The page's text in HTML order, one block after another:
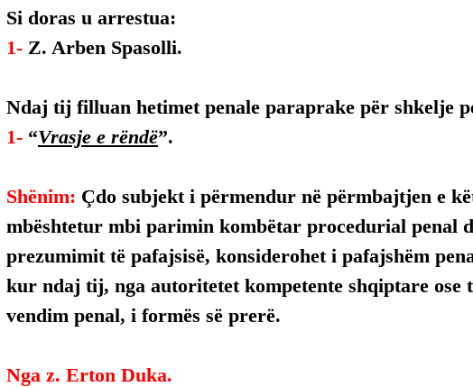
Si doras u arrestua:
1- Z. Arben Spasolli.
Ndaj tij filluan hetimet penale paraprake për shkelje
1- “Vrasje e rëndë”.
Shënim: Çdo subjekt i përmendur në përmbajtjen e
mbështetur mbi parimin kombëtar procedurial penal
prezumimit të pafajsisë, konsiderohet i pafajshëm
kur ndaj tij, nga autoritetet kompetente shqiptare ose
vendim penal, i formës së prerë.
Nga z. Erton Duka.